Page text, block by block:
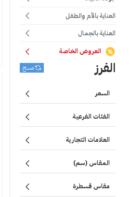
العناية بالأم والطفل
العناية بالجمال
العروض الخاصة
الفرز مسح
السعر
الفئات الفرعية
العلامات التجارية
المقاس (سم)
مقاس قسطرة